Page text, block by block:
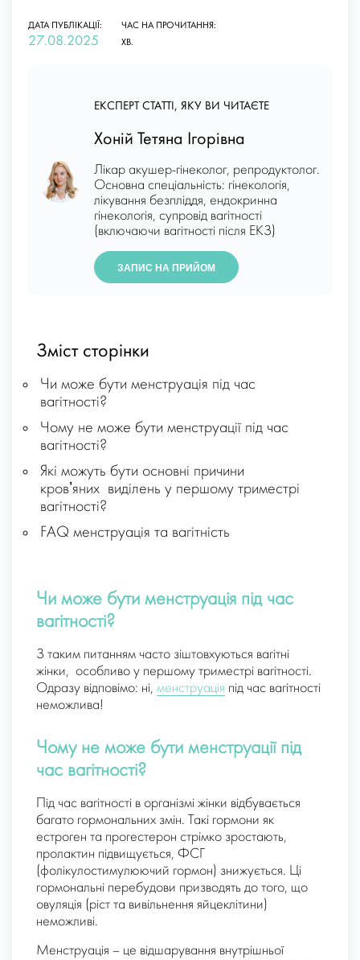
ДАТА ПУБЛІКАЦІЇ:
27.08.2025
ЧАС НА ПРОЧИТАННЯ:
ХВ.
ЕКСПЕРТ СТАТТІ, ЯКУ ВИ ЧИТАЄТЕ
Хоній Тетяна Ігорівна
Лікар акушер-гінеколог, репродуктолог.
Основна спеціальність: гінекологія,
лікування безпліддя, ендокринна
гінекологія, супровід вагітності
(включаючи вагітності після ЕКЗ)
ЗАПИС НА ПРИЙОМ
Зміст сторінки
Чи може бути менструація під час
вагітності?
Чому не може бути менструації під час
вагітності?
Які можуть бути основні причини
кровʼяних виділень у першому триместрі
вагітності?
FAQ менструація та вагітність
Чи може бути менструація під час
вагітності?
З таким питанням часто зіштовхуються вагітні
жінки, особливо у першому триместрі вагітності.
Одразу відповімо: ні, менструація під час вагітності
неможлива!
Чому не може бути менструації під
час вагітності?
Під час вагітності в організмі жінки відбувається
багато гормональних змін. Такі гормони як
естроген та прогестерон стрімко зростають,
пролактин підвищується, ФСГ
(фолікулостимулюючий гормон) знижується. Ці
гормональні перебудови призводять до того, що
овуляція (ріст та вивільнення яйцеклітини)
неможливі.
Менструація – це відшарування внутрішньої